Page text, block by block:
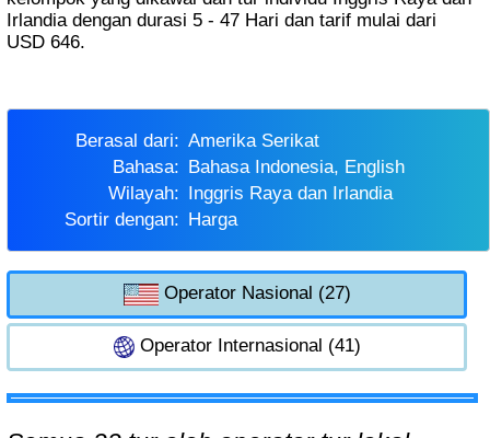
Irlandia dengan durasi 5 - 47 Hari dan tarif mulai dari
USD 646.
Berasal dari:
Amerika Serikat
Bahasa:
Bahasa Indonesia, English
Wilayah:
Inggris Raya dan Irlandia
Sortir dengan:
Harga
Operator Nasional (27)
Operator Internasional (41)